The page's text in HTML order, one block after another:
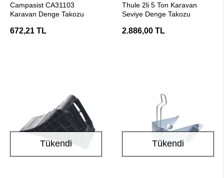
Campasist CA31103
Karavan Denge Takozu
672,21 TL
Thule 2li 5 Ton Karavan
Seviye Denge Takozu
2.886,00 TL
Tükendi Tükendi